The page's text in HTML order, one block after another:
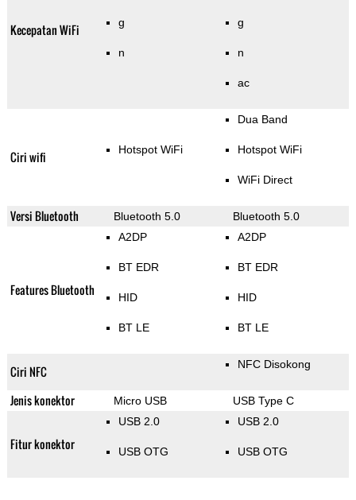
Kecepatan WiFi g
n
g
n
ac
Ciri wifi Hotspot WiFi
Dua Band
Hotspot WiFi
WiFi Direct
Versi Bluetooth Bluetooth 5.0 Bluetooth 5.0
Features Bluetooth
A2DP
BT EDR
HID
BT LE
A2DP
BT EDR
HID
BT LE
Ciri NFC NFC Disokong
Jenis konektor Micro USB USB Type C
Fitur konektor
USB 2.0
USB OTG
USB 2.0
USB OTG